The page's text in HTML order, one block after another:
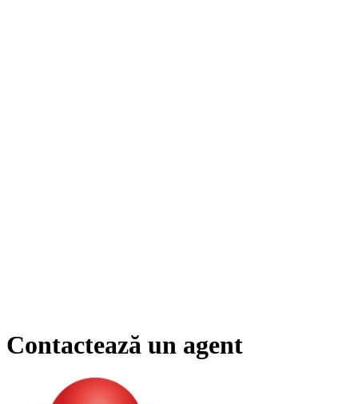
Contactează un agent